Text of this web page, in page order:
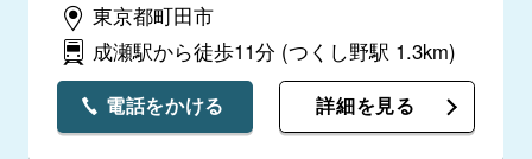
東京都町田市
成瀬駅から徒歩11分 (つくし野駅 1.3km)
電話をかける 詳細を見る